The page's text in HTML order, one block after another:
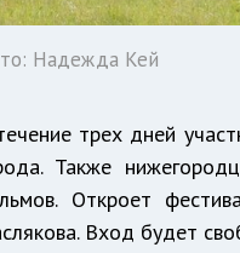
Надежда Кей
трех дней
Также
Откроет
Вход будет